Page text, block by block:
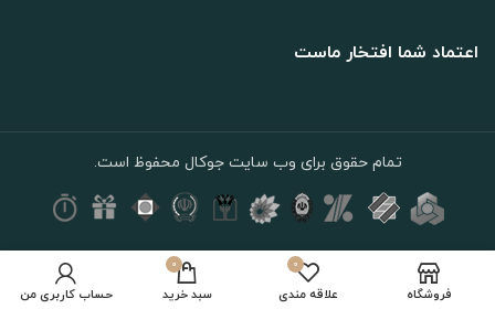
اعتماد شما افتخار ماست
تمام حقوق برای وب سایت جوکال محفوظ است.
افزودن به سبد خرید
فروشگاه
0
علاقه مندی
0
سبد خرید حساب کاربری من